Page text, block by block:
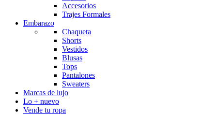
Accesorios
Trajes Formales
Embarazo
Chaqueta
Shorts
Vestidos
Blusas
Tops
Pantalones
Sweaters
Marcas de lujo
Lo + nuevo
Vende tu ropa